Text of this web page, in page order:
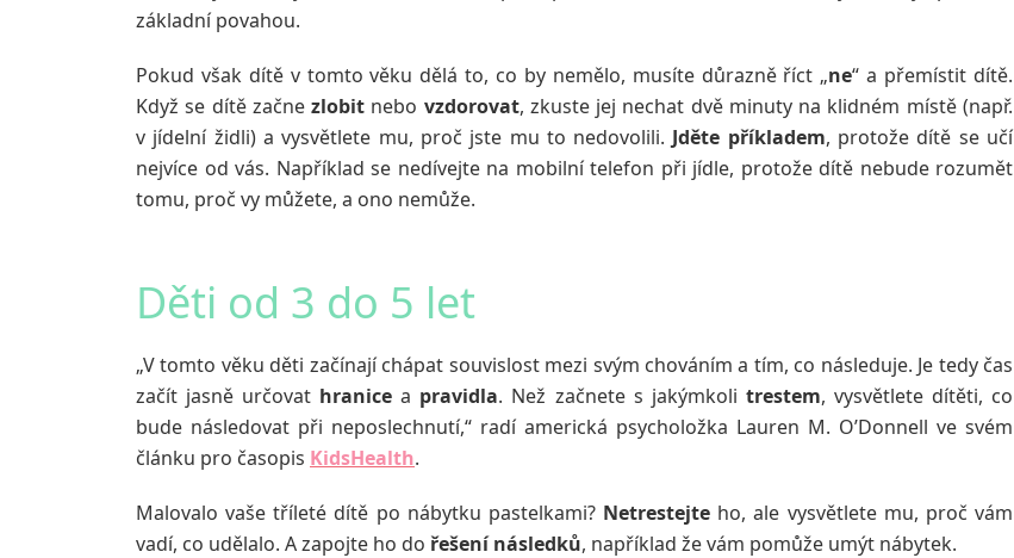
základní povahou.
Pokud však dítě v tomto věku dělá to, co by nemělo, musíte důrazně říct „ne“ a přemístit dítě.
Když se dítě začnezlobit nebo vzdorovat, zkuste jej nechat dvě minuty na klidném místě (např.
v jídelní židli) a vysvětlete mu, proč jste mu to nedovolili. Jděte příkladem, protože dítě se učí
nejvíce od vás. Například se nedívejte na mobilní telefon při jídle, protože dítě nebude rozumět
tomu, proč vy můžete, a ono nemůže.
Děti od 3 do 5 let
„V tomto věku děti začínají chápat souvislost mezi svým chováním a tím, co následuje. Je tedy čas
začít jasně určovat hranice a pravidla. Než začnete s jakýmkoli trestem, vysvětlete dítěti, co
bude následovat při neposlechnutí,“ radí americká psycholožka Lauren M. O’Donnell ve svém
článku pro časopis KidsHealth.
Malovalo vaše tříleté dítě po nábytku pastelkami? Netrestejte ho, ale vysvětlete mu, proč vám
vadí, co udělalo. A zapojte ho do řešení následků, například že vám pomůže umýt nábytek.